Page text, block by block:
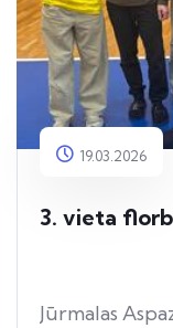
19.03.2026
3. vieta
Jūrmalas